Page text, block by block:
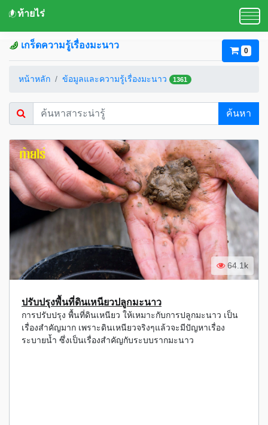
ท้ายไร่
เกร็ดความรู้เรื่องมะนาว
0
หน้าหลัก ข้อมูลและความรู้เรื่องมะนาว 1361
ค้นหา
64.1k
ปรับปรุงพื้นที่ดินเหนียวปลูกมะนาว
การปรับปรุง พื้นที่ดินเหนียว ให้เหมาะกับการปลูกมะนาว เป็น
เรื่องสำคัญมาก เพราะดินเหนียวจริงๆแล้วจะมีปัญหาเรื่อง
ระบายน้ำ ซึ่งเป็นเรื่องสำคัญกับระบบรากมะนาว